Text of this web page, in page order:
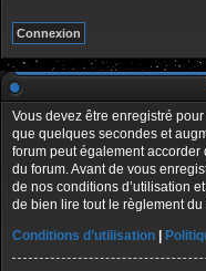
Vous devez être enregistré
que quelques secondes et
forum peut également
du forum. Avant de vous
de nos conditions d’utilisation
de bien lire tout le règlement du
Conditions d’utilisation